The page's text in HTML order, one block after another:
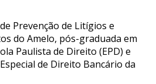
Prevenção de Litígios e
do Amelo, pós-graduada em
Paulista de Direito (EPD) e
de Direito Bancário da